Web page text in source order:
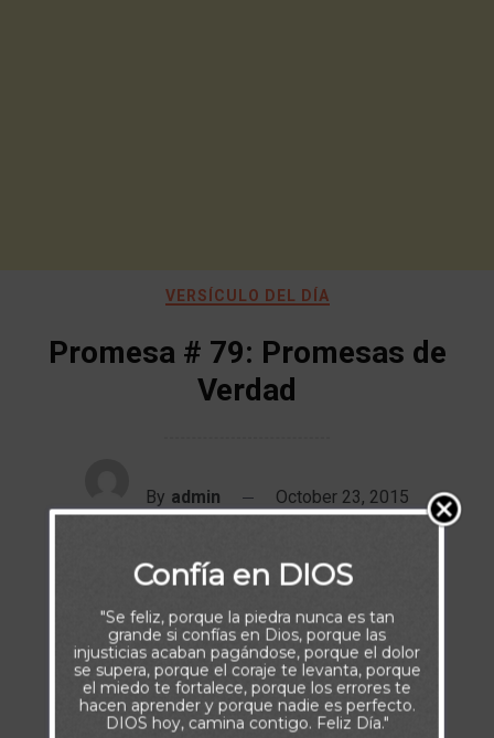
VERSÍCULO DEL DÍA
Promesa # 79: Promesas de
Verdad
By admin October 23, 2015
Confía en DIOS
"Se feliz, porque la piedra nunca es tan
grande si confías en Dios, porque las
injusticias acaban pagándose, porque el dolor
se supera, porque el coraje te levanta, porque
el miedo te fortalece, porque los errores te
hacen aprender y porque nadie es perfecto.
DIOS hoy, camina contigo. Feliz Día."